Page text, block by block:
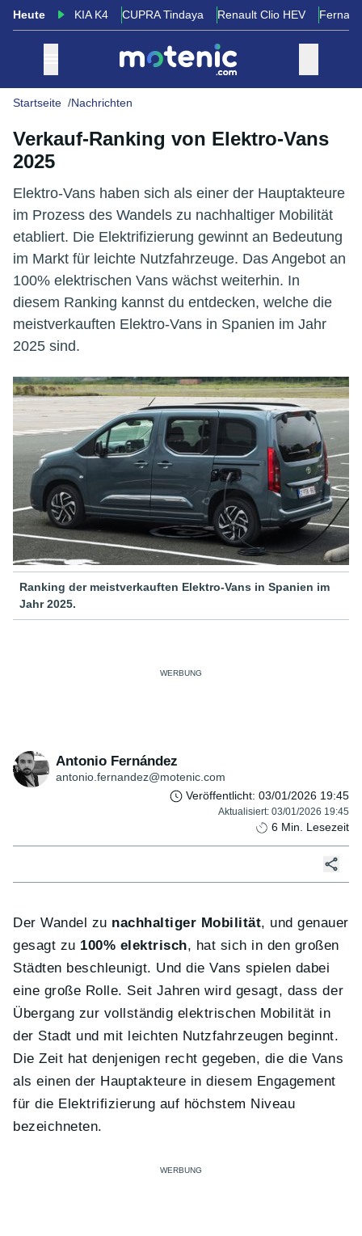
Heute KIA K4 CUPRA Tindaya Renault Clio HEV
Startseite Nachrichten
Verkauf-Ranking von Elektro-Vans
2025
Elektro-Vans haben sich als einer der Hauptakteure
im Prozess des Wandels zu nachhaltiger Mobilität
etabliert. Die Elektrifizierung gewinnt an Bedeutung
im Markt für leichte Nutzfahrzeuge. Das Angebot an
100% elektrischen Vans wächst weiterhin. In
diesem Ranking kannst du entdecken, welche die
meistverkauften Elektro-Vans in Spanien im Jahr
2025 sind.
Ranking der meistverkauften Elektro-Vans in Spanien im
Jahr 2025.
Antonio Fernández
antonio.fernandez@motenic.com
Veröffentlicht: 03/01/2026 19:45
Aktualisiert: 03/01/2026 19:45
6 Min. Lesezeit
Der Wandel zu nachhaltiger Mobilität, und genauer
gesagt zu 100% elektrisch, hat sich in den großen
Städten beschleunigt. Und die Vans spielen dabei
eine große Rolle. Seit Jahren wird gesagt, dass der
Übergang zur vollständig elektrischen Mobilität in
der Stadt und mit leichten Nutzfahrzeugen beginnt.
Die Zeit hat denjenigen recht gegeben, die die Vans
als einen der Hauptakteure in diesem Engagement
für die Elektrifizierung auf höchstem Niveau
bezeichneten.